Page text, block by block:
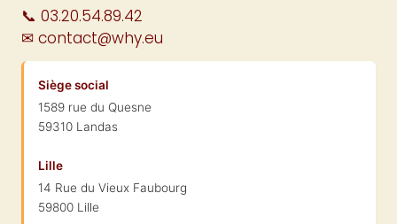
📞 03.20.54.89.42
✉ contact@why.eu
Siège social
1589 rue du Quesne
59310 Landas
Lille
14 Rue du Vieux Faubourg
59800 Lille